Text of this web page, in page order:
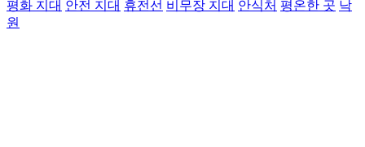
평화 지대 안전 지대 휴전선 비무장 지대 안식처 평온한 곳 낙
원